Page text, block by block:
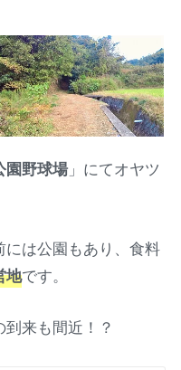
園野球場」にてオヤツ
には公園もあり、食料
地です。
来も間近！？